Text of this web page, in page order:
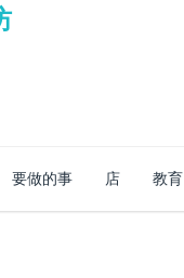
要做的事 店 教育